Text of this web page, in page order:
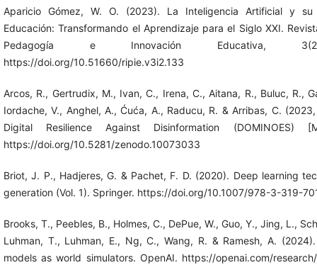
Aparicio Gómez, W. O. (2023). La Inteligencia Artificial y
Educación: Transformando el Aprendizaje para el Siglo XXI.
Pedagogía e Innovación Educativa,
https://doi.org/10.51660/ripie.v3i2.133
Arcos, R., Gertrudix, M., Ivan, C., Irena, C., Aitana, R., Buluc, R.,
Iordache, V., Anghel, A., Ćuća, A., Raducu, R. & Arribas, C.
Digital Resilience Against Disinformation (DOMINOES)
https://doi.org/10.5281/zenodo.10073033
Briot, J. P., Hadjeres, G. & Pachet, F. D. (2020). Deep learning
generation (Vol. 1). Springer. https://doi.org/10.1007/978-3-319-
Brooks, T., Peebles, B., Holmes, C., DePue, W., Guo, Y., Jing, L.,
Luhman, T., Luhman, E., Ng, C., Wang, R. & Ramesh, A.
models as world simulators. OpenAI. https://openai.com/